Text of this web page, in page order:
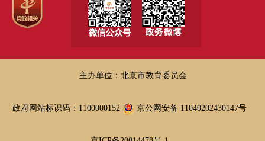
主办单位：北京市教育委员会
政府网站标识码：1100000152 京公网安备 11040202430147号